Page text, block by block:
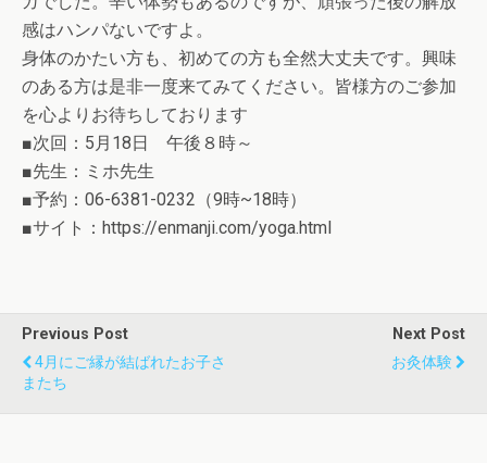
感はハンパないですよ。
身体のかたい方も、初めての方も全然大丈夫です。興味
のある方は是非一度来てみてください。皆様方のご参加
を心よりお待ちしております
■次回：5月18日 午後８時～
■先生：ミホ先生
■予約：06-6381-0232（9時~18時）
■サイト：https://enmanji.com/yoga.html
Previous Post
4月にご縁が結ばれたお子さ
またち
Next Post
お灸体験